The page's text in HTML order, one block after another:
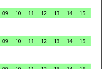
09 10 11 12 13 14
15
09 10 11 12 13 14
15